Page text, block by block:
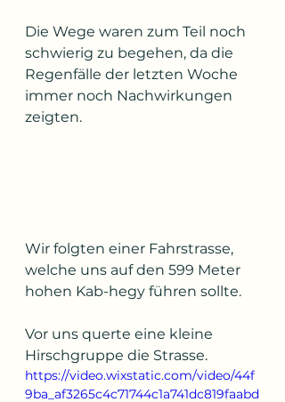
Die Wege waren zum Teil noch
schwierig zu begehen, da die
Regenfälle der letzten Woche
immer noch Nachwirkungen
zeigten.
Wir folgten einer Fahrstrasse,
welche uns auf den 599 Meter
hohen Kab-hegy führen sollte.
Vor uns querte eine kleine
Hirschgruppe die Strasse.
https://video.wixstatic.com/video/44f
9ba_af3265c4c71744c1a741dc819faabd